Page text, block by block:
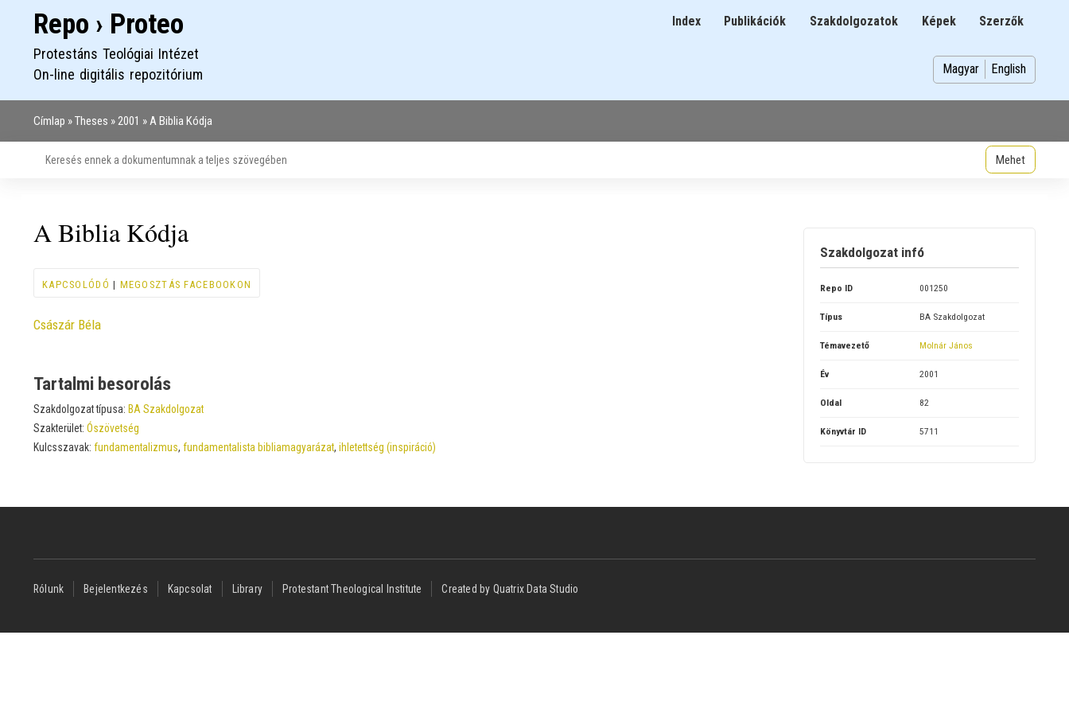
MainIndex Publikációk Szakdolgozatok Képek Szerzők
Repo › Proteo
Protestáns Teológiai Intézet
On-line digitális repozitórium
Magyar English
Címlap Theses 2001 A Biblia Kódja
A Biblia Kódja
KAPCSOLÓDÓ | MEGOSZTÁS FACEBOOKON
Contributor
Császár Béla
Tartalmi besorolás
Szakdolgozat típusa: BA Szakdolgozat
Szakterület: Ószövetség
Kulcsszavak: fundamentalizmus, fundamentalista bibliamagyarázat, ihletettség (inspiráció)
Szakdolgozat infó
Repo ID 001250
Típus BA Szakdolgozat
Témavezető Molnár János
Év 2001
Oldal 82
Könyvtár ID 5711
Footer
Rólunk Bejelentkezés Kapcsolat Library Protestant Theological Institute Created by Quatrix Data Studio